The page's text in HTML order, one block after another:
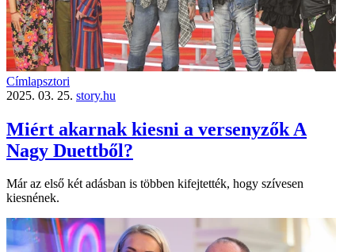
Címlapsztori
2025. 03. 25. story.hu
Miért akarnak kiesni a versenyzők A
Nagy Duettből?
Már az első két adásban is többen kifejtették, hogy szívesen
kiesnének.